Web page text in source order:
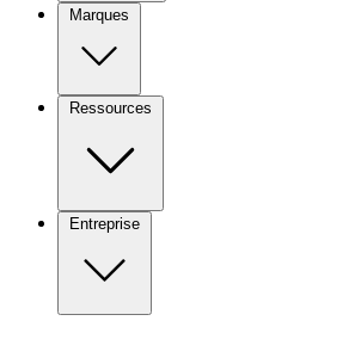
Marques
Ressources
Entreprise